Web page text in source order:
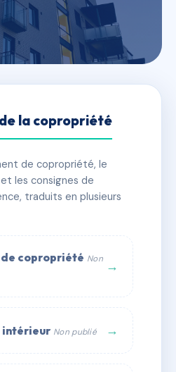
lots 🏗 2 bâtiment(s)
la copropriété
de copropriété, le
les consignes de
traduits en plusieurs
copropriété Non →
intérieur Non publié →